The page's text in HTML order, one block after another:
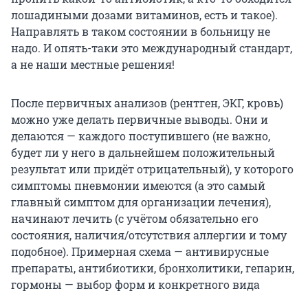
лошадиными дозами витаминов, есть и такое).
Направлять в таком состоянии в больницу не
надо. И опять-таки это международный стандарт,
а не наши местные решения!
После первичных анализов (рентген, ЭКГ, кровь)
можно уже делать первичные выводы. Они и
делаются — каждого поступившего (не важно,
будет ли у него в дальнейшем положительный
результат или придёт отрицательный), у которого
симптомы пневмонии имеются (а это самый
главный симптом для организации лечения),
начинают лечить (с учётом обязательно его
состояния, наличия/отсутствия аллергии и тому
подобное). Примерная схема — антивирусные
препараты, антибиотики, бронхолитики, гепарин,
гормоны — выбор форм и конкретного вида